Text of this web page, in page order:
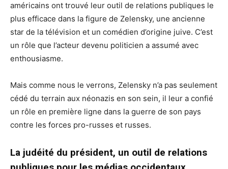
américains ont trouvé leur outil de relations publiques le
plus efficace dans la figure de Zelensky, une ancienne
star de la télévision et un comédien d’origine juive. C’est
un rôle que l’acteur devenu politicien a assumé avec
enthousiasme.
Mais comme nous le verrons, Zelensky n’a pas seulement
cédé du terrain aux néonazis en son sein, il leur a confié
un rôle en première ligne dans la guerre de son pays
contre les forces pro-russes et russes.
La judéité du président, un outil de relations